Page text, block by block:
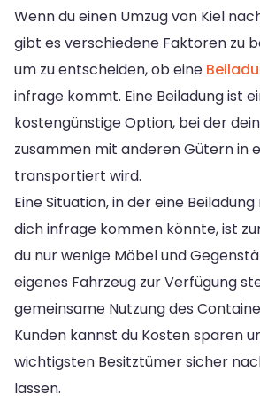
Wenn du einen Umzug von Kiel
gibt es verschiedene Faktoren zu
um zu entscheiden, ob eine
infrage kommt. Eine Beiladung ist
kostengünstige Option, bei der
zusammen mit anderen Gütern in
transportiert wird.
Eine Situation, in der eine
dich infrage kommen könnte, ist
du nur wenige Möbel und
eigenes Fahrzeug zur Verfügung
gemeinsame Nutzung des
Kunden kannst du Kosten sparen
wichtigsten Besitztümer sicher
lassen.